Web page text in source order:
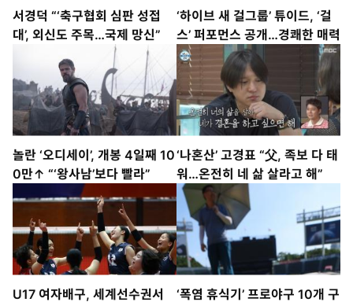
서경덕 “‘축구협회 심판 성접
대’, 외신도 주목…국제 망신”
‘하이브 새 걸그룹’ 튜이드, ‘걸
스’ 퍼포먼스 공개…경쾌한 매력
놀란 ‘오디세이’, 개봉 4일째 10
0만↑ “‘왕사남’보다 빨라”
‘나혼산’ 고경표 “父, 족보 다 태
워…온전히 네 삶 살라고 해”
U17 여자배구, 세계선수권서
‘폭염 휴식기’ 프로야구 10개 구